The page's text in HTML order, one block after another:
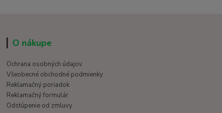
O nákupe
Ochrana osobných údajov
Všeobecné obchodné podmienky
Reklamačný poriadok
Reklamačný formulár
Odstúpenie od zmluvy